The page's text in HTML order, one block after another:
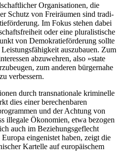
Organisationen, die
Schutz von Freiräumen sind tradi­
Im Fokus stehen dabei
oder eine pluralis­tische
von Demokratieförderung sollte
auszu­bauen. Zum
abzuwehren, also »state
zum ande­ren bürgernahe
verbessern.
durch transnationale kriminelle
dies einer berechenbaren
und der Achtung von
illegale Ökonomien, etwa bezo­gen
auch im Beziehungsgeflecht
eingenistet haben, zeigt die
Kartelle auf europäischem